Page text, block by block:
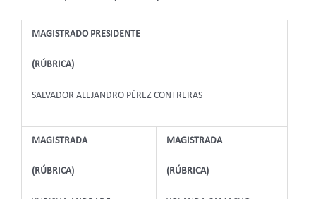
MAGISTRADO PRESIDENTE
(RÚBRICA)
SALVADOR ALEJANDRO PÉREZ CONTRERAS
MAGISTRADA
(RÚBRICA)
MAGISTRADA
(RÚBRICA)